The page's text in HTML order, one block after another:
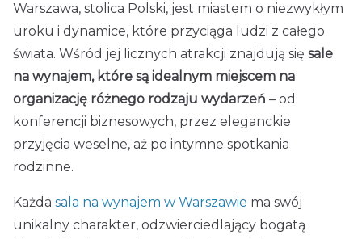
Warszawa, stolica Polski, jest miastem o niezwykłym
uroku i dynamice, które przyciąga ludzi z całego
świata. Wśród jej licznych atrakcji znajdują się sale
na wynajem, które są idealnym miejscem na
organizację różnego rodzaju wydarzeń – od
konferencji biznesowych, przez eleganckie
przyjęcia weselne, aż po intymne spotkania
rodzinne.
Każda sala na wynajem w Warszawie ma swój
unikalny charakter, odzwierciedlający bogatą